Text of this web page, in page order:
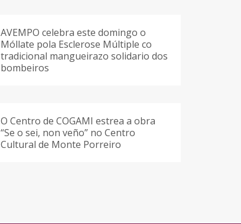
AVEMPO celebra este domingo o
Móllate pola Esclerose Múltiple co
tradicional mangueirazo solidario dos
bombeiros
O Centro de COGAMI estrea a obra
“Se o sei, non veño” no Centro
Cultural de Monte Porreiro